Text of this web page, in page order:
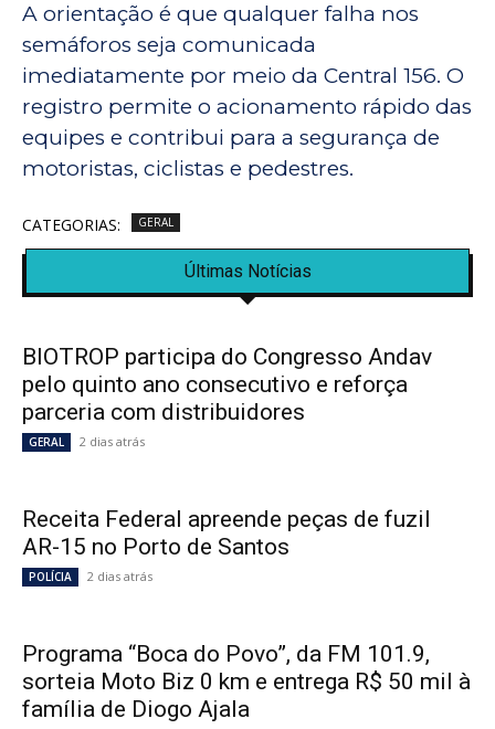
A orientação é que qualquer falha nos
semáforos seja comunicada
imediatamente por meio da Central 156. O
registro permite o acionamento rápido das
equipes e contribui para a segurança de
motoristas, ciclistas e pedestres.
CATEGORIAS: GERAL
Últimas Notícias
BIOTROP participa do Congresso Andav
pelo quinto ano consecutivo e reforça
parceria com distribuidores
GERAL 2 dias atrás
Receita Federal apreende peças de fuzil
AR-15 no Porto de Santos
POLÍCIA 2 dias atrás
Programa “Boca do Povo”, da FM 101.9,
sorteia Moto Biz 0 km e entrega R$ 50 mil à
família de Diogo Ajala